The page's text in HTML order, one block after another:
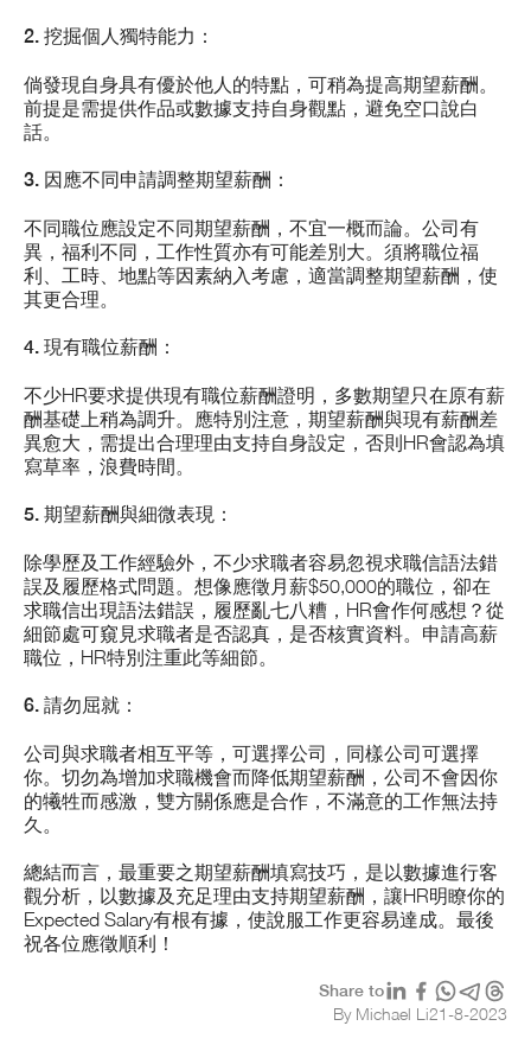
2. 挖掘個人獨特能力：
倘發現自身具有優於他人的特點，可稍為提高期望薪酬。
前提是需提供作品或數據支持自身觀點，避免空口說白
話。
3. 因應不同申請調整期望薪酬：
不同職位應設定不同期望薪酬，不宜一概而論。公司有
異，福利不同，工作性質亦有可能差別大。須將職位福
利、工時、地點等因素納入考慮，適當調整期望薪酬，使
其更合理。
4. 現有職位薪酬：
不少HR要求提供現有職位薪酬證明，多數期望只在原有薪
酬基礎上稍為調升。應特別注意，期望薪酬與現有薪酬差
異愈大，需提出合理理由支持自身設定，否則HR會認為填
寫草率，浪費時間。
5. 期望薪酬與細微表現：
除學歷及工作經驗外，不少求職者容易忽視求職信語法錯
誤及履歷格式問題。想像應徵月薪$50,000的職位，卻在
求職信出現語法錯誤，履歷亂七八糟，HR會作何感想？從
細節處可窺見求職者是否認真，是否核實資料。申請高薪
職位，HR特別注重此等細節。
6. 請勿屈就：
公司與求職者相互平等，可選擇公司，同樣公司可選擇
你。切勿為增加求職機會而降低期望薪酬，公司不會因你
的犧牲而感激，雙方關係應是合作，不滿意的工作無法持
久。
總結而言，最重要之期望薪酬填寫技巧，是以數據進行客
觀分析，以數據及充足理由支持期望薪酬，讓HR明瞭你的
Expected Salary有根有據，使說服工作更容易達成。最後
祝各位應徵順利！
Share to
By Michael Li21 -8-2023